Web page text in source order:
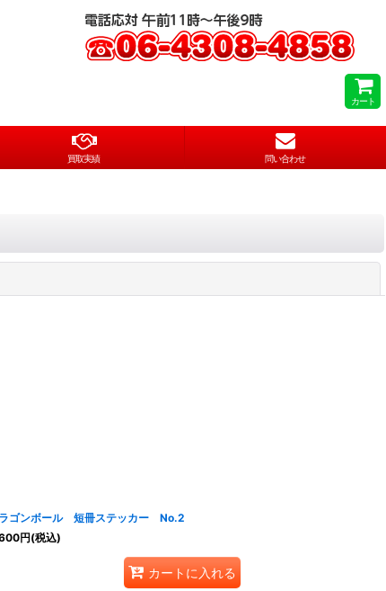
カート
買取実績 問い合わせ
ラゴンボール 短冊ステッカー No.2
円(税込)
カートに入れる